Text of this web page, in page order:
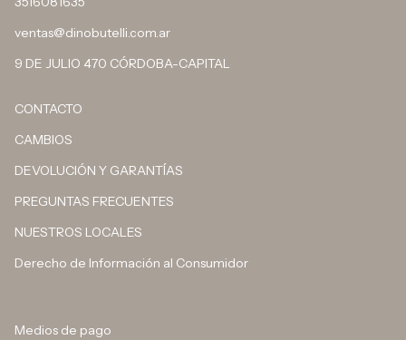
ventas@dinobutelli.com.ar
9 DE JULIO 470 CÓRDOBA-CAPITAL
CONTACTO
CAMBIOS
DEVOLUCIÓN Y GARANTÍAS
PREGUNTAS FRECUENTES
NUESTROS LOCALES
Derecho de Información al Consumidor
Medios de pago